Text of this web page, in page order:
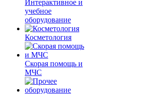
Интерактивное и
учебное
оборудование
Косметология
Скорая помощь и
МЧС